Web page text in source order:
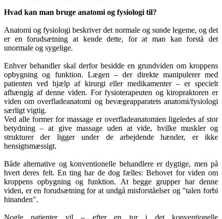
Hvad kan man bruge anatomi og fysiologi til?
Anatomi og fysiologi beskriver det normale og sunde legeme, og det
er en forudsætning at kende dette, for at man kan forstå det
unormale og sygelige.
Enhver behandler skal derfor besidde en grundviden om kroppens
opbygning og funktion. Lægen – der direkte manipulerer med
patienten ved hjælp af kirurgi eller medikamenter – er specielt
afhængig af denne viden. For fysioterapeuten og kiropraktoren er
viden om overfladeanatomi og bevægeapparatets anatomi/fysiologi
særligt vigtig.
Ved alle former for massage er overfladeanatomien ligeledes af stor
betydning – at give massage uden at vide, hvilke muskler og
strukturer der ligger under de arbejdende hænder, er ikke
hensigtsmæssigt.
Både alternative og konventionelle behandlere er dygtige, men på
hvert deres felt. En ting har de dog fælles: Behovet for viden om
kroppens opbygning og funktion. At begge grupper har denne
viden, er en forudsætning for at undgå misforståelser og "talen forbi
hinanden".
Nogle patienter vil – efter en tur i det konventionelle